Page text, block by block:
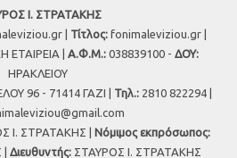
Ι. ΣΤΡΑΤΑΚΗΣ
| Τίτλος:fonimaleviziou.gr |
ΕΤΑΙΡΕΙΑ | Α.Φ.Μ.: 038839100 - ΔΟΥ:
ΗΡΑΚΛΕΙΟΥ
96 - 71414 ΓΑΖΙ | Τηλ.: 2810 822294 |
Ι. ΣΤΡΑΤΑΚΗΣ | Νόμιμος εκπρόσωπος:
Διευθυντής:ΣΤΑΥΡΟΣ Ι. ΣΤΡΑΤΑΚΗΣ